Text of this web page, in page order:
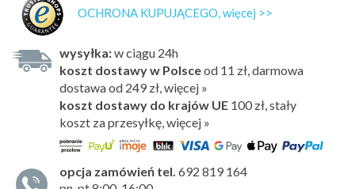
OCHRONA KUPUJĄCEGO, więcej >>
wysyłka:w ciągu 24h
koszt dostawy w Polsceod 11 zł, darmowa
dostawa od 249 zł, więcej »
koszt dostawy do krajów UE 100 zł, stały
koszt za przesyłkę, więcej »
opcja zamówień tel. 692 819 164